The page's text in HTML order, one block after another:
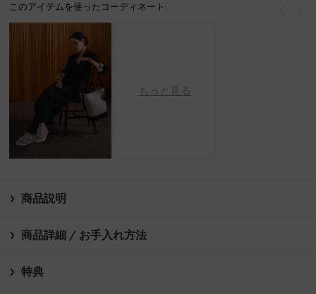
このアイテムを使ったコーディネート:
もっと見る
商品説明
商品詳細 / お手入れ方法
特典